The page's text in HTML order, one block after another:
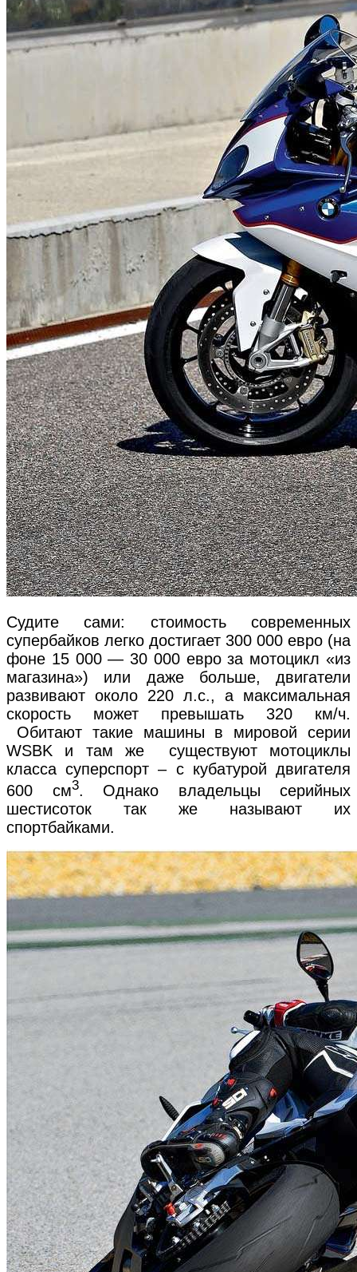
Судите сами: стоимость современных
супербайков легко достигает 300 000 евро (на
фоне 15 000 — 30 000 евро за мотоцикл «из
магазина») или даже больше, двигатели
развивают около 220 л.с., а максимальная
скорость может превышать 320 км/ч.
Обитают такие машины в мировой серии
WSBK и там же существуют мотоциклы
класса суперспорт – с кубатурой двигателя
600 см3. Однако владельцы серийных
шестисоток так же называют их
спортбайками.